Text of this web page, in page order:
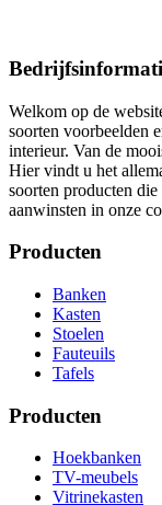
Welkom op de
soorten voorbeelden
interieur. Van de
Hier vindt u het
soorten producten
aanwinsten in onze
Producten
Banken
Kasten
Stoelen
Fauteuils
Tafels
Producten
Hoekbanken
TV-meubels
Vitrinekasten